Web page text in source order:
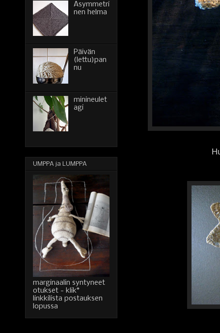
Asymmetri
nen helma
Päivän
(lettu)pan
nu
minineulet
agi
UMPPA ja LUMPPA
marginaalin syntyneet
otukset - klik*
linkkilista postauksen
lopussa